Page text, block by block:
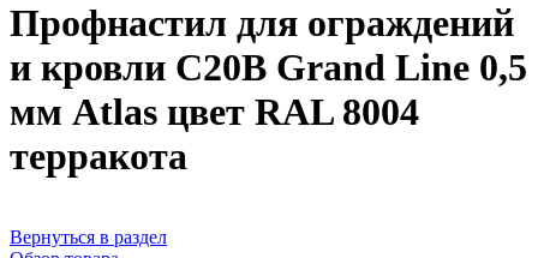
Профнастил для ограждений
и кровли С20В Grand Line 0,5
мм Atlas цвет RAL 8004
терракота
Вернуться в раздел